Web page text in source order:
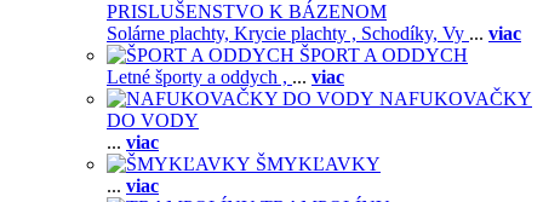
PRISLUŠENSTVO K BÁZENOM
Solárne plachty, Krycie plachty , Schodíky, Vy ... viac
ŠPORT A ODDYCH
Letné športy a oddych , ... viac
NAFUKOVAČKY
DO VODY
... viac
ŠMYKĽAVKY
... viac